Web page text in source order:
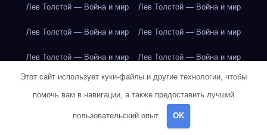
Лев Толстой — Война и мир Лев Толстой — Война и мир
Лев Толстой — Война и мир Лев Толстой — Война и мир
Лев Толстой — Война и мир Лев Толстой — Война и мир
Лев Толстой — Война и мир Лев Толстой — Война и мир
Лев Толстой — Война и мир
Этот сайт использует куки-файлы и другие технологии, чтобы
помочь вам в навигации, а также предоставить лучший
пользовательский опыт. OK